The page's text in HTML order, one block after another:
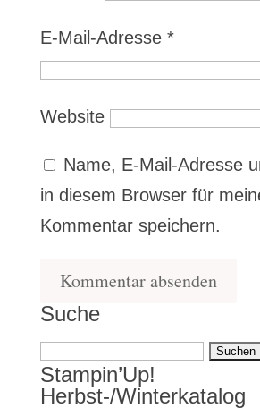
E-Mail-Adresse *
Website
Name, E-Mail-Adresse
in diesem Browser für
Kommentar speichern.
Suche
Suchen
nach:
Stampin’Up!
Herbst-/Winterkatalog